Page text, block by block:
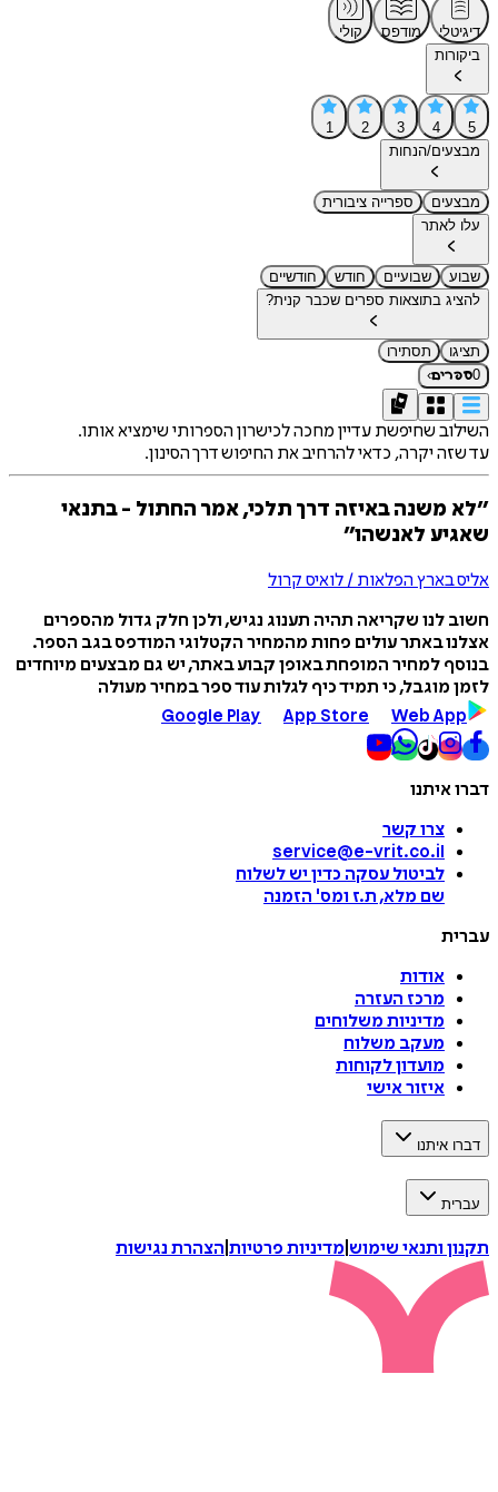
דיגיטלי מודפס
קולי
ביקורות
5
4
3
2
1
מבצעים/הנחות
מבצעים
ספרייה ציבורית
עלו לאתר
שבוע שבועיים חודש
חודשיים
להציג בתוצאות ספרים שכבר קנית?
תציגו
תסתירו
0ספרים›
השילוב שחיפשת עדיין מחכה לכישרון הספרותי שימציא אותו.
עד שזה יקרה, כדאי להרחיב את החיפוש דרך הסינון.
״לא משנה באיזה דרך תלכי, אמר החתול - בתנאי
שאגיע לאנשהו״
אליס בארץ הפלאות / לואיס קרול
חשוב לנו שקריאה תהיה תענוג נגיש, ולכן חלק גדול מהספרים
אצלנו באתר עולים פחות מהמחיר הקטלוגי המודפס בגב הספר.
בנוסף למחיר המופחת באופן קבוע באתר, יש גם מבצעים מיוחדים
לזמן מוגבל, כי תמיד כיף לגלות עוד ספר במחיר מעולה
Google Play
App Store Web App
דברו איתנו
צרו קשר
service@e-vrit.co.il
לביטול עסקה כדין יש לשלוח
שם מלא, ת.ז ומס' הזמנה
עברית
אודות
מרכז העזרה
מדיניות משלוחים
מעקב משלוח
מועדון לקוחות
איזור אישי
דברו איתנו
עברית
תקנון ותנאי שימוש מדיניות פרטיות הצהרת נגישות